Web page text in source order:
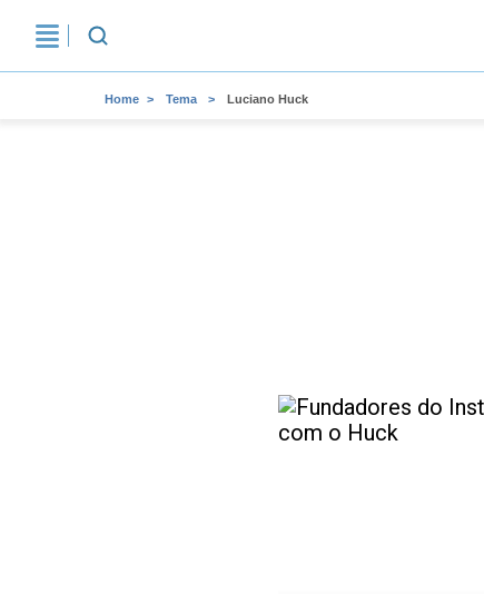
Home Tema Luciano Huck